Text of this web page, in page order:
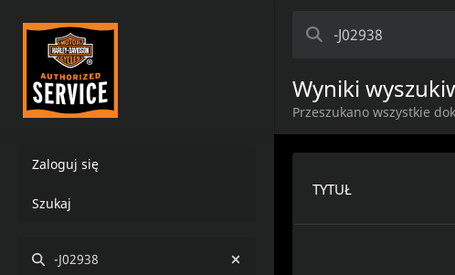
Zaloguj się
Szukaj
-J02938
Wyniki
Przeszukano wszystkie
TYTUŁ